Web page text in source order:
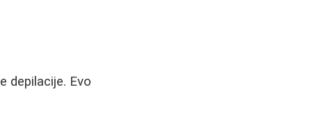
depilacije. Evo